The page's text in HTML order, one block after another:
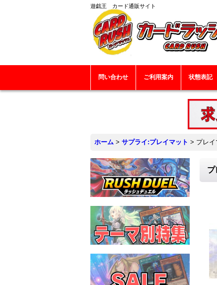
遊戯王 カード通販サイト
問い合わせ ご利用案内 状態表記
ホーム > サプライ:プレイマット > プレ
プ